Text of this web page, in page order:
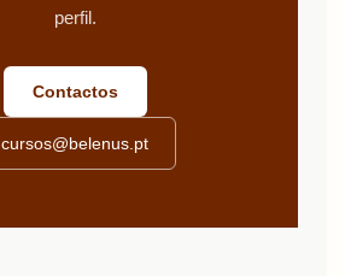
perfil.
Contactos
cursos@belenus.pt